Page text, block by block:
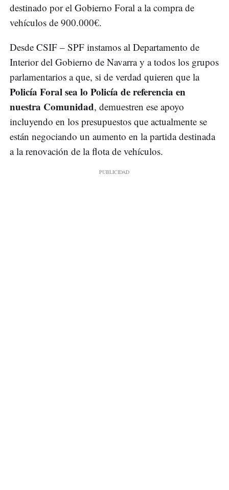
destinado por el Gobierno Foral a la compra de
vehículos de 900.000€.
Desde CSIF – SPF instamos al Departamento de
Interior del Gobierno de Navarra y a todos los grupos
parlamentarios a que, si de verdad quieren que la
Policía Foral sea lo Policía de referencia en
nuestra Comunidad, demuestren ese apoyo
incluyendo en los presupuestos que actualmente se
están negociando un aumento en la partida destinada
a la renovación de la flota de vehículos.